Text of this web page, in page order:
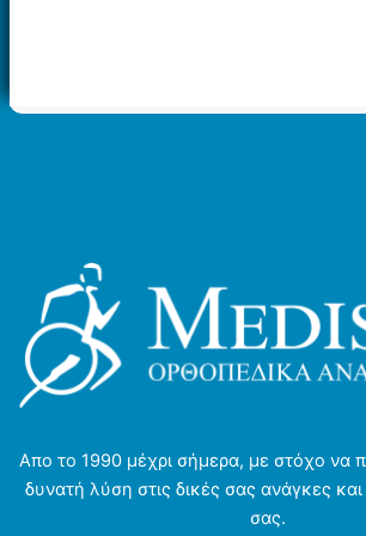
του
προϊόντος
Απο το 1990 μέχρι σήμερα, με στόχο να
δυνατή λύση στις δικές σας ανάγκες
σας.